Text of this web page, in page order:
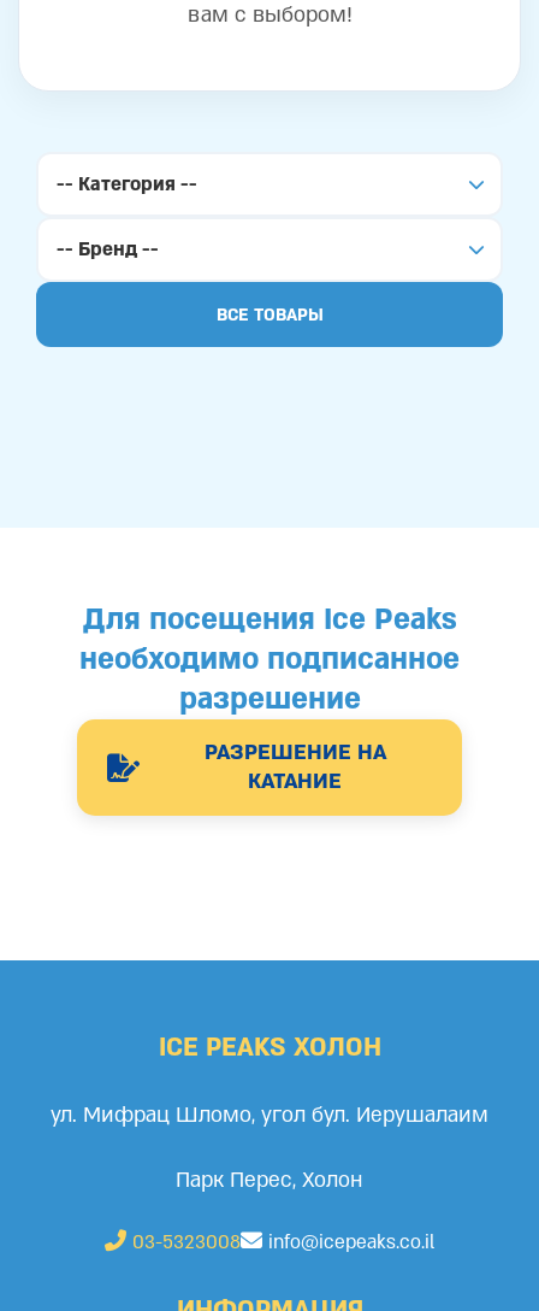
вам с выбором!
ВСЕ ТОВАРЫ
Для посещения Ice Peaks
необходимо подписанное
разрешение
РАЗРЕШЕНИЕ НА
КАТАНИЕ
ICE PEAKS ХОЛОН
ул. Мифрац Шломо, угол бул. Иерушалаим
Парк Перес, Холон
03-5323008 info@icepeaks.co.il